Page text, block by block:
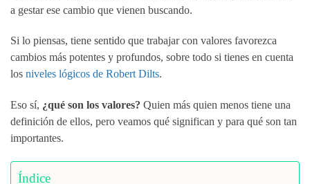
a gestar ese cambio que vienen buscando.
Si lo piensas, tiene sentido que trabajar con valores favorezca
cambios más potentes y profundos, sobre todo si tienes en cuenta
los niveles lógicos de Robert Dilts.
Eso sí, ¿qué son los valores? Quien más quien menos tiene una
definición de ellos, pero veamos qué significan y para qué son tan
importantes.
Índice